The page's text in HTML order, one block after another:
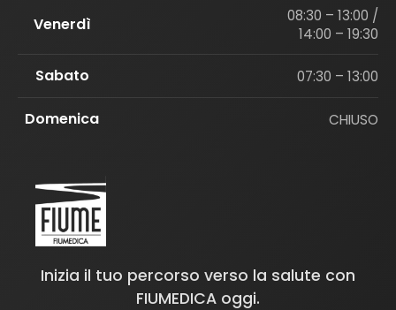
Venerdì
08:30 – 13:00 /
14:00 – 19:30
Sabato 07:30 – 13:00
Domenica CHIUSO
Inizia il tuo percorso verso la salute con
FIUMEDICA oggi.